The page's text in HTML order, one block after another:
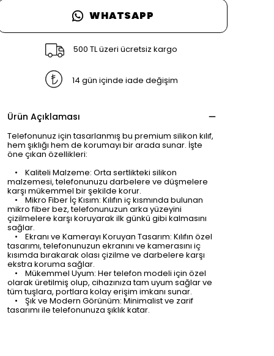
WHATSAPP
500 TL üzeri ücretsiz kargo
14 gün içinde iade değişim
Ürün Açıklaması
Telefonunuz için tasarlanmış bu premium silikon kılıf,
hem şıklığı hem de korumayı bir arada sunar. İşte
öne çıkan özellikleri:
• Kaliteli Malzeme: Orta sertlikteki silikon
malzemesi, telefonunuzu darbelere ve düşmelere
karşı mükemmel bir şekilde korur.
• Mikro Fiber İç Kısım: Kılıfın iç kısmında bulunan
mikro fiber bez, telefonunuzun arka yüzeyini
çizilmelere karşı koruyarak ilk günkü gibi kalmasını
sağlar.
• Ekranı ve Kamerayı Koruyan Tasarım: Kılıfın özel
tasarımı, telefonunuzun ekranını ve kamerasını iç
kısımda bırakarak olası çizilme ve darbelere karşı
ekstra koruma sağlar.
• Mükemmel Uyum: Her telefon modeli için özel
olarak üretilmiş olup, cihazınıza tam uyum sağlar ve
tüm tuşlara, portlara kolay erişim imkanı sunar.
• Şık ve Modern Görünüm: Minimalist ve zarif
tasarımı ile telefonunuza şıklık katar.